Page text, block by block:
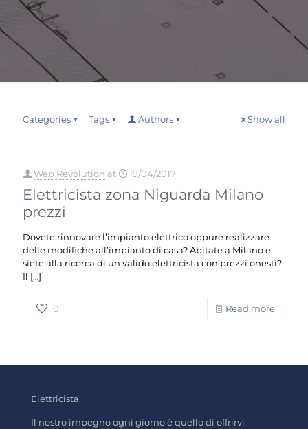
Categories Tags Authors Show all
Web Revolution at 19/04/2017
Elettricista zona Niguarda Milano
prezzi
Dovete rinnovare l’impianto elettrico oppure realizzare
delle modifiche all’impianto di casa? Abitate a Milano e
siete alla ricerca di un valido elettricista con prezzi onesti?
Il […]
0 Read more
Elettricista
Il nostro impegno ogni giorno è quello di offrirvi